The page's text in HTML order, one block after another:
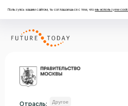
Пользуясь нашим сайтом, ты соглашаешься с тем, что мы используем
Отрасль: Другое